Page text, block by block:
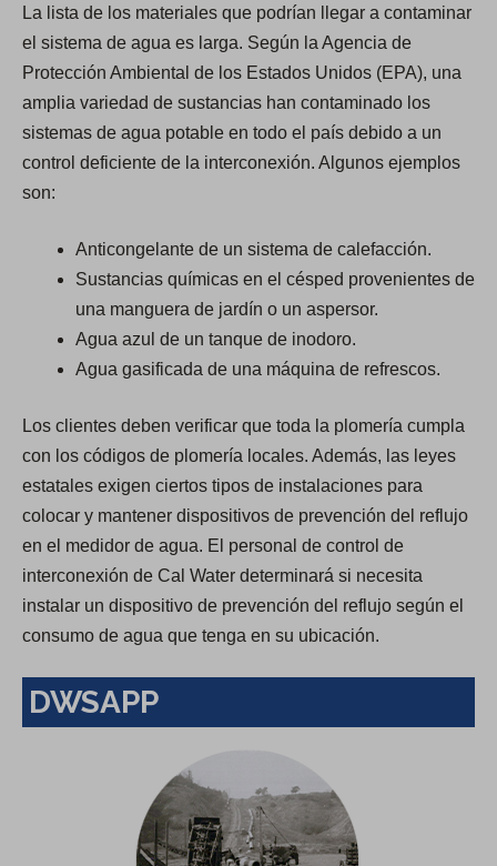
La lista de los materiales que podrían llegar a contaminar
el sistema de agua es larga. Según la Agencia de
Protección Ambiental de los Estados Unidos (EPA), una
amplia variedad de sustancias han contaminado los
sistemas de agua potable en todo el país debido a un
control deficiente de la interconexión. Algunos ejemplos
son:
Anticongelante de un sistema de calefacción.
Sustancias químicas en el césped provenientes de
una manguera de jardín o un aspersor.
Agua azul de un tanque de inodoro.
Agua gasificada de una máquina de refrescos.
Los clientes deben verificar que toda la plomería cumpla
con los códigos de plomería locales. Además, las leyes
estatales exigen ciertos tipos de instalaciones para
colocar y mantener dispositivos de prevención del reflujo
en el medidor de agua. El personal de control de
interconexión de Cal Water determinará si necesita
instalar un dispositivo de prevención del reflujo según el
consumo de agua que tenga en su ubicación.
DWSAPP